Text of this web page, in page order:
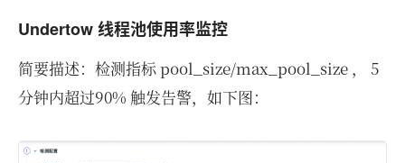
Undertow 线程池使用率监控
简要描述：检测指标 pool_size/max_pool_size ， 5
分钟内超过90% 触发告警，如下图：